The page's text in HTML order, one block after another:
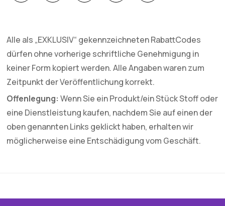
Alle als „EXKLUSIV“ gekennzeichneten RabattCodes
dürfen ohne vorherige schriftliche Genehmigung in
keiner Form kopiert werden. Alle Angaben waren zum
Zeitpunkt der Veröffentlichung korrekt.
Offenlegung: Wenn Sie ein Produkt/ein Stück Stoff oder
eine Dienstleistung kaufen, nachdem Sie auf einen der
oben genannten Links geklickt haben, erhalten wir
möglicherweise eine Entschädigung vom Geschäft.